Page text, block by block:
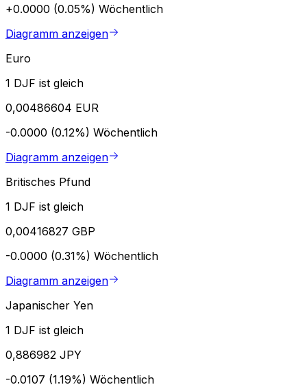
+0.0000 (0.05%) Wöchentlich
Diagramm anzeigen
Euro
1 DJF ist gleich
0,00486604 EUR
-0.0000 (0.12%) Wöchentlich
Diagramm anzeigen
Britisches Pfund
1 DJF ist gleich
0,00416827 GBP
-0.0000 (0.31%) Wöchentlich
Diagramm anzeigen
Japanischer Yen
1 DJF ist gleich
0,886982 JPY
-0.0107 (1.19%) Wöchentlich